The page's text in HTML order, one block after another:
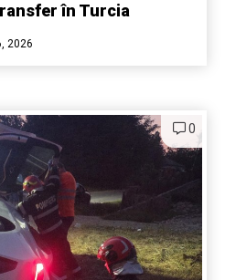
în Turcia
2026
0